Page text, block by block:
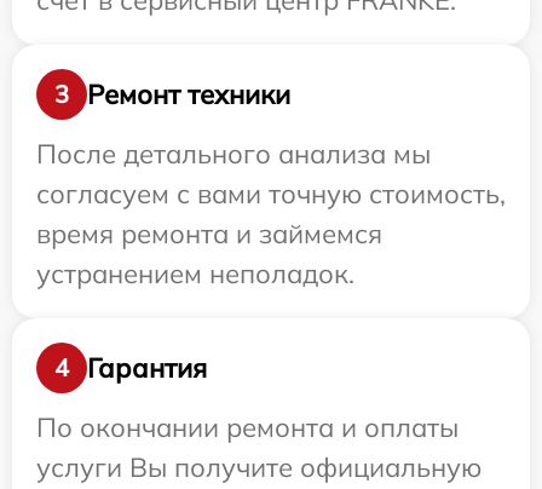
3
Ремонт техники
После детального анализа мы
согласуем с вами точную стоимость,
время ремонта и займемся
устранением неполадок.
4
Гарантия
По окончании ремонта и оплаты
услуги Вы получите официальную